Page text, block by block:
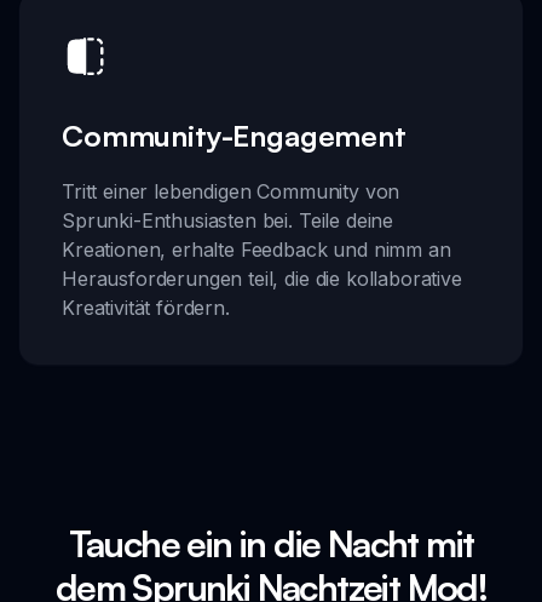
Community-Engagement
Tritt einer lebendigen Community von
Sprunki-Enthusiasten bei. Teile deine
Kreationen, erhalte Feedback und nimm an
Herausforderungen teil, die die kollaborative
Kreativität fördern.
Tauche ein in die Nacht mit
dem Sprunki Nachtzeit Mod!